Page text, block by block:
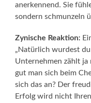
anerkennend. Sie
sondern schmunzeln
Zynische Reaktion:
„Natürlich wurdest
Unternehmen zählt
gut man sich beim
sich das an? Der
Erfolg wird nicht